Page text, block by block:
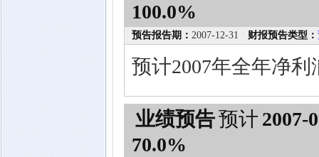
100.0%
预告报告期： 2007-12-31 财报预告类型：
预计2007年全年净利
业绩预告预计 2007-
70.0%